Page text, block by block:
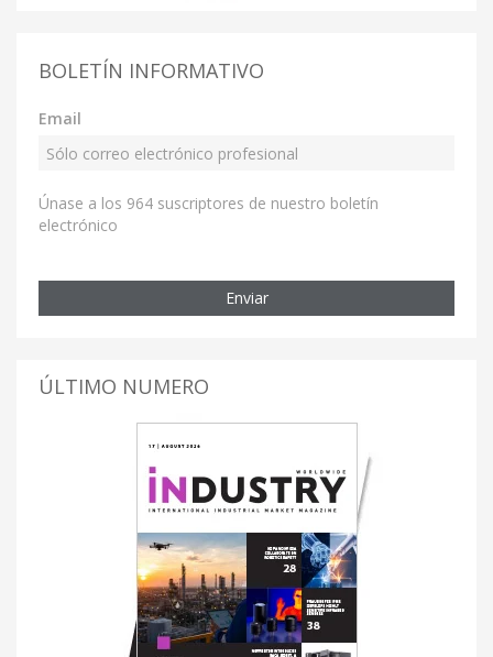
BOLETÍN INFORMATIVO
Email
Únase a los 964 suscriptores de nuestro boletín
electrónico
Enviar
ÚLTIMO NUMERO